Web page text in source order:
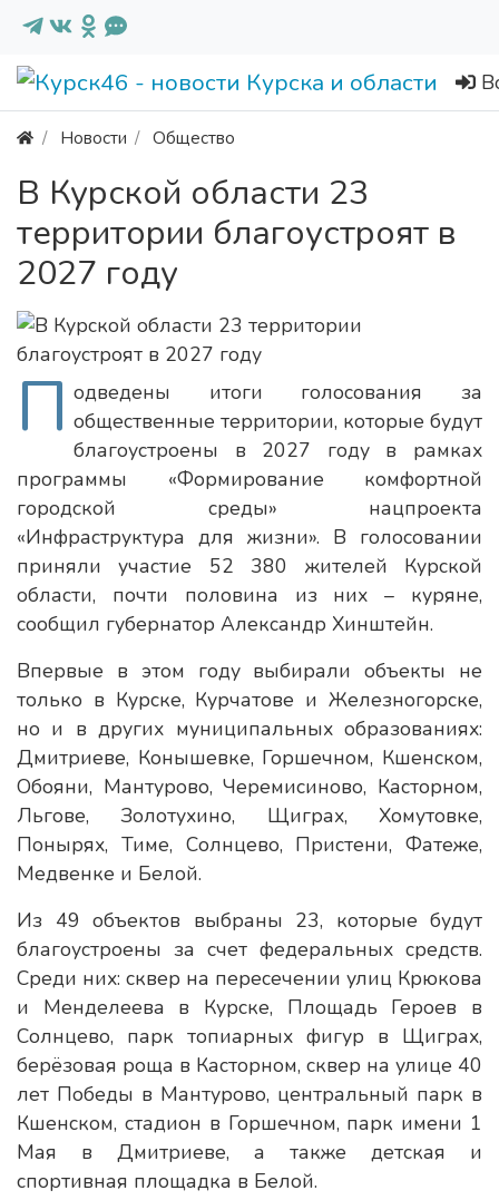
Новости Общество
В Курской области 23
территории благоустроят в
2027 году
П одведены итоги голосования за
общественные территории, которые будут
благоустроены в 2027 году в рамках
программы «Формирование комфортной
городской среды» нацпроекта
«Инфраструктура для жизни». В голосовании
приняли участие 52 380 жителей Курской
области, почти половина из них – куряне,
сообщил губернатор Александр Хинштейн.
Впервые в этом году выбирали объекты не
только в Курске, Курчатове и Железногорске,
но и в других муниципальных образованиях:
Дмитриеве, Конышевке, Горшечном, Кшенском,
Обояни, Мантурово, Черемисиново, Касторном,
Льгове, Золотухино, Щиграх, Хомутовке,
Понырях, Тиме, Солнцево, Пристени, Фатеже,
Медвенке и Белой.
Из 49 объектов выбраны 23, которые будут
благоустроены за счет федеральных средств.
Среди них: сквер на пересечении улиц Крюкова
и Менделеева в Курске, Площадь Героев в
Солнцево, парк топиарных фигур в Щиграх,
берёзовая роща в Касторном, сквер на улице 40
лет Победы в Мантурово, центральный парк в
Кшенском, стадион в Горшечном, парк имени 1
Мая в Дмитриеве, а также детская и
спортивная площадка в Белой.